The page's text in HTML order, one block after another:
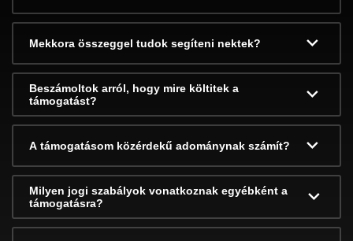
Mekkora összeggel tudok segíteni nektek?
Beszámoltok arról, hogy mire költitek a
támogatást?
A támogatásom közérdekű adománynak számít?
Milyen jogi szabályok vonatkoznak egyébként a
támogatásra?